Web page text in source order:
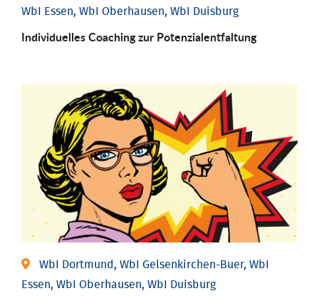
WbI Essen, WbI Oberhausen, WbI Duisburg
Individuelles Coaching zur Potenzialentfaltung
WbI Dortmund, WbI Gelsenkirchen-Buer, WbI
Essen, WbI Oberhausen, WbI Duisburg